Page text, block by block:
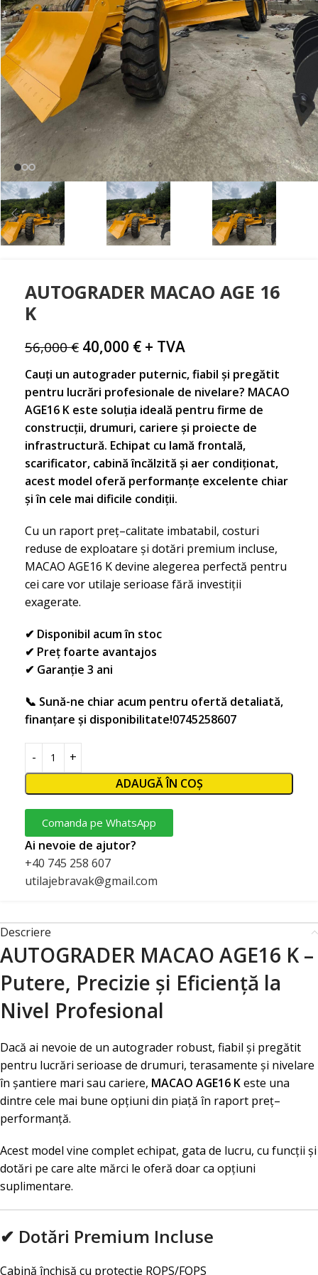
AUTOGRADER MACAO AGE 16
K
56,000€ 40,000 € + TVA
Cauți un autograder puternic, fiabil și pregătit
pentru lucrări profesionale de nivelare? MACAO
AGE16 K este soluția ideală pentru firme de
construcții, drumuri, cariere și proiecte de
infrastructură. Echipat cu lamă frontală,
scarificator, cabină încălzită și aer condiționat,
acest model oferă performanțe excelente chiar
și în cele mai dificile condiții.
Cu un raport preț–calitate imbatabil, costuri
reduse de exploatare și dotări premium incluse,
MACAO AGE16 K devine alegerea perfectă pentru
cei care vor utilaje serioase fără investiții
exagerate.
✔ Disponibil acum în stoc
✔ Preț foarte avantajos
✔ Garanție 3 ani
📞 Sună-ne chiar acum pentru ofertă detaliată,
finanțare și disponibilitate!0745258607
ADAUGĂ ÎN COȘ
Comanda pe WhatsApp
Ai nevoie de ajutor?
+40 745 258 607
utilajebravak@gmail.com
Descriere
AUTOGRADER MACAO AGE16 K –
Putere, Precizie și Eficiență la
Nivel Profesional
Dacă ai nevoie de un autograder robust, fiabil și pregătit
pentru lucrări serioase de drumuri, terasamente și nivelare
în șantiere mari sau cariere, MACAO AGE16 Keste una
dintre cele mai bune opțiuni din piață în raport preț–
performanță.
Acest model vine complet echipat, gata de lucru, cu funcții și
dotări pe care alte mărci le oferă doar ca opțiuni
suplimentare.
✔ Dotări Premium Incluse
Cabină închisă cu protecție ROPS/FOPS